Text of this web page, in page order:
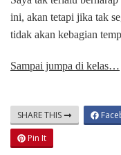
ini, akan tetapi jika tak
tidak akan kebagian
Sampai jumpa di kelas…
SHARE THIS
Pin It